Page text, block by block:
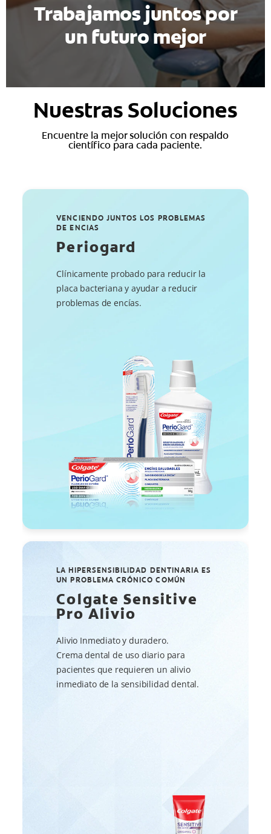
Trabajamos juntos por
un futuro mejor
Nuestras Soluciones
Encuentre la mejor solución con respaldo
científico para cada paciente.
VENCIENDO JUNTOS LOS PROBLEMAS
DE ENCIAS
Periogard
Clínicamente probado para reducir la
placa bacteriana y ayudar a reducir
problemas de encías.
LA HIPERSENSIBILIDAD DENTINARIA ES
UN PROBLEMA CRÓNICO COMÚN
Colgate Sensitive
Pro Alivio
Alivio Inmediato y duradero.
Crema dental de uso diario para
pacientes que requieren un alivio
inmediato de la sensibilidad dental.